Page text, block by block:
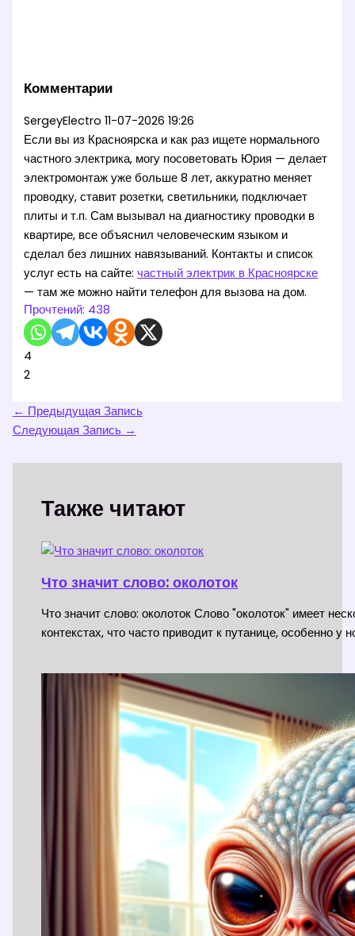
Комментарии
SergeyElectro 11-07-2026 19:26
Если вы из Красноярска и как раз ищете нормального
частного электрика, могу посоветовать Юрия — делает
электромонтаж уже больше 8 лет, аккуратно меняет
проводку, ставит розетки, светильники, подключает
плиты и т.п. Сам вызывал на диагностику проводки в
квартире, все объяснил человеческим языком и
сделал без лишних навязываний. Контакты и список
услуг есть на сайте:частный электрик в Красноярске
— там же можно найти телефон для вызова на дом.
Прочтений: 438
4
2
← Предыдущая Запись
Следующая Запись →
Также читают
Что значит слово: околоток
Что значит слово: околоток Слово "околоток" имеет
контекстах, что часто приводит к путанице, особенно у